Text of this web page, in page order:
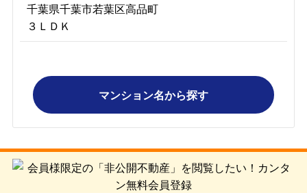
千葉県千葉市若葉区高品町
３ＬＤＫ
マンション名から探す